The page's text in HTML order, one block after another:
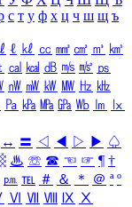
с т у ф х ц ч ш щ ъ
ℓ ㎘ ㏄ ㎣ ㎤ ㎥ ㎦
㎈ ㎉ ㏈ ㎧ ㎨ ㎰
㎻ ㎽ ㎾ ㎿ ㎐ ㎑
㎩ ㎪ ㎫ ㎬ ㏝ ㏐
㏓
↔ 〓 ◁ ◀ ▷ ▶ ♤
♨ ☏ ☎ ☜ ☞ ¶ †
㏘ ℡ ＃ ＆ ＊ ＠ ª º
Ⅵ Ⅶ Ⅷ Ⅸ Ⅹ